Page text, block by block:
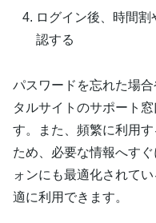
ログイン後、時間
認する
パスワードを忘れた場
タルサイトのサポート
す。また、頻繁に利用
ため、必要な情報へす
ォンにも最適化されて
適に利用できます。